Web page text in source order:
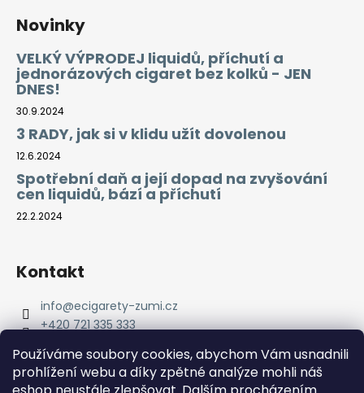
Používáme soubory cookies, abychom Vám usnadnili
prohlížení webu a díky zpětné analýze mohli náš
Novinky
VELKÝ VÝPRODEJ liquidů, příchutí a
jednorázových cigaret bez kolků - JEN
DNES!
30.9.2024
3 RADY, jak si v klidu užít dovolenou
12.6.2024
Spotřební daň a její dopad na zvyšování
cen liquidů, bází a příchutí
22.2.2024
Kontakt
info@ecigarety-zumi.cz
+420 721 335 333